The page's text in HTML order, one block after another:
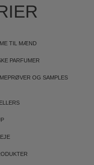
TIL MÆND
PARFUMER
OG SAMPLES